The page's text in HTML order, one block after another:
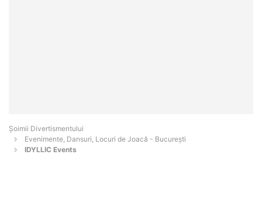
Şoimii Divertismentului
Evenimente, Dansuri, Locuri de Joacă - Bucureşti
IDYLLIC Events